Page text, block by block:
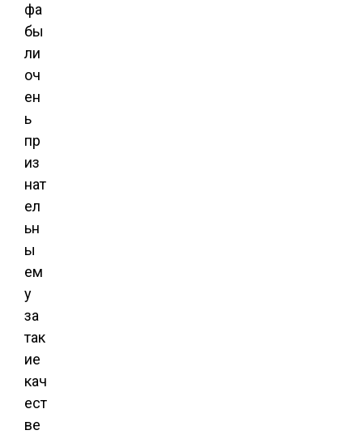
фа
бы
ли
оч
ен
ь
пр
из
нат
ел
ьн
ы
ем
у
за
так
ие
кач
ест
ве